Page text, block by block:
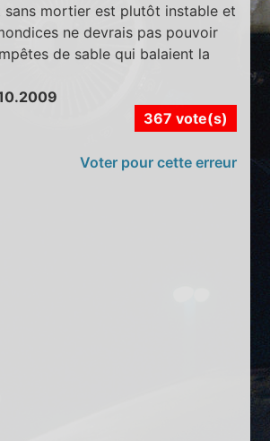
sans mortier est plutôt instable et
ne devrais pas pouvoir
de sable qui balaient la
367 vote(s)
Voter pour cette erreur